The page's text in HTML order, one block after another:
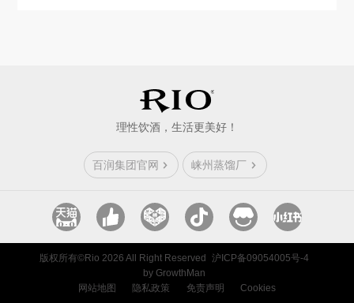
理性饮酒，生活更美好！
百润集团官网 崃州蒸馏厂
版权所有©Rio 2026 All Right Reserved
沪ICP备09054005号-4
by GrowthMan
网站地图
隐私政策 免责声明 Cookies